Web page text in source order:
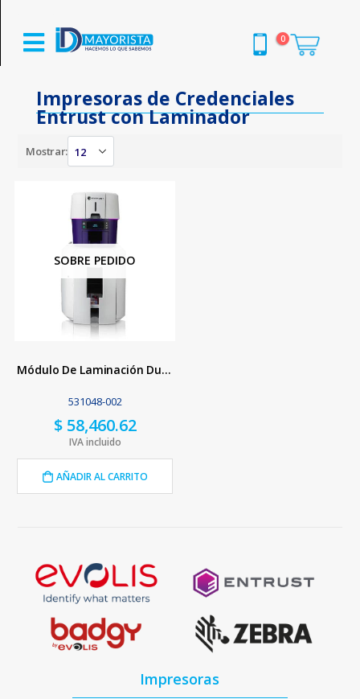
0
Impresoras de Credenciales
Entrust con Laminador
Mostrar:
SOBRE PEDIDO
Módulo De Laminación Duplex Para Entrust Sigma DS2
531048-002
$58,460.62
IVA incluido
AÑADIR AL CARRITO
Impresoras